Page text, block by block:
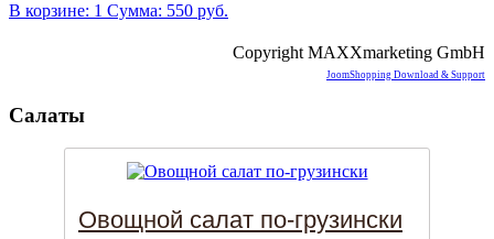
В корзине: 1 Сумма: 550 руб.
Copyright MAXXmarketing GmbH
JoomShopping Download & Support
Салаты
Овощной салат по-грузински